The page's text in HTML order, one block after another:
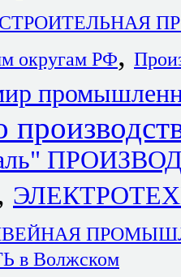
округам РФ,
Волжском